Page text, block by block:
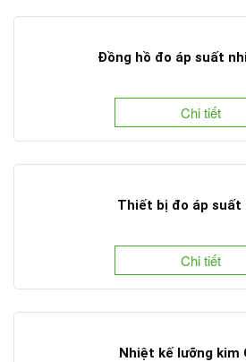
Đồng hồ đo áp suất
Chi tiết
Thiết bị đo áp suất
Chi tiết
Nhiệt kế lưỡng kim